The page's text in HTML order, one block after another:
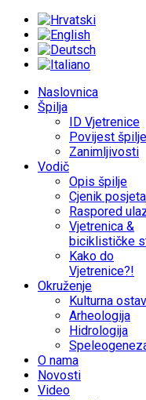
Naslovnica
Špilja
ID Vjetrenice
Povijest špilje
Zanimljivosti
Vodič
Opis špilje
Cjenik posjeta
Raspored
Vjetrenica &
biciklističke
Kako do
Vjetrenice?!
Okruženje
Kulturna
Arheologija
Hidrologija
O nama
Novosti
Video